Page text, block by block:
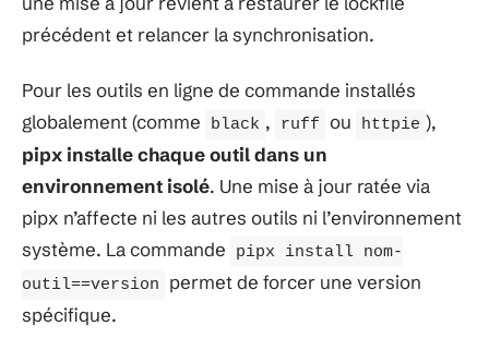
précédent et relancer la synchronisation.
Pour les outils en ligne de commande installés
globalement (comme
black , ruff ou httpie ),
pipx installe chaque outil dans un
environnement isolé. Une mise à jour ratée via
pipx n’affecte ni les autres outils ni l’environnement
système. La commande
pipx install nom-
outil==version
permet de forcer une version
spécifique.